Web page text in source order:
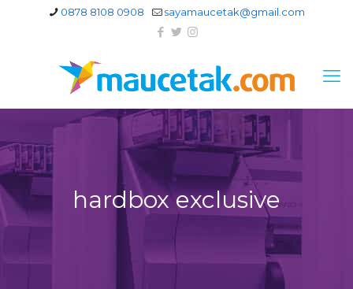
0878 8108 0908 sayamaucetak@gmail.com
hardbox exclusive